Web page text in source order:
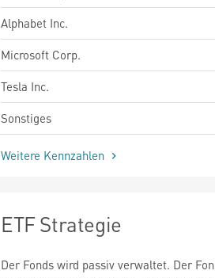
Alphabet Inc.
Microsoft Corp.
Tesla Inc.
Sonstiges
Weitere Kennzahlen
ETF Strategie
Der Fonds wird passiv verwaltet. Der